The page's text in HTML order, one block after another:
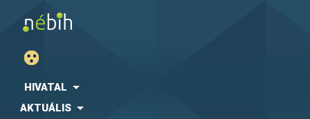
HIVATAL
AKTUÁLIS